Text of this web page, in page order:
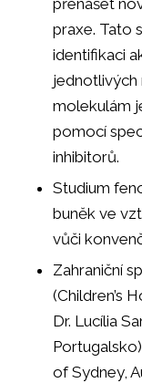
přenášet
praxe. Tato
identifikaci
molekulám
pomocí
inhibitorů.
Studium
buněk ve
vůči
Zahraniční
(Children’s
Dr. Lucília
of Sydney,